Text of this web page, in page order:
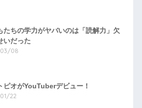
たちの学力がヤバいのは「読解力」欠
いだった
08
ピオがYouTuberデビュー！
22